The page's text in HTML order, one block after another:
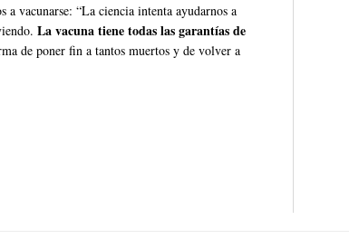
vacunarse: “La ciencia intenta ayudarnos a
La vacuna tiene todas las garantías de
de poner fin a tantos muertos y de volver a